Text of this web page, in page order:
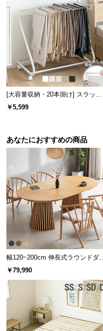
企
業
[大容量収納・20本掛け] スラック
スハンガー キャスター付き 出し入
￥5,599
あなたにおすすめの商品
幅120~200cm 伸長式ラウンドダイ
ニングテーブル 6人掛け 天然木突
￥79,990